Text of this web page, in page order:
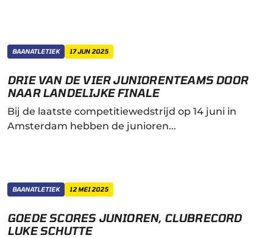
BAANATLETIEK 17 JUN 2025
DRIE VAN DE VIER JUNIORENTEAMS DOOR
NAAR LANDELIJKE FINALE
Bij de laatste competitiewedstrijd op 14 juni in
Amsterdam hebben de junioren...
BAANATLETIEK 12 MEI 2025
GOEDE SCORES JUNIOREN, CLUBRECORD
LUKE SCHUTTE